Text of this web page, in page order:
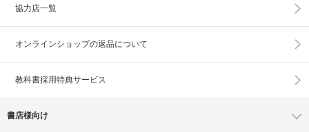
協力店一覧
オンラインショップの返品について
教科書採用特典サービス
書店様向け